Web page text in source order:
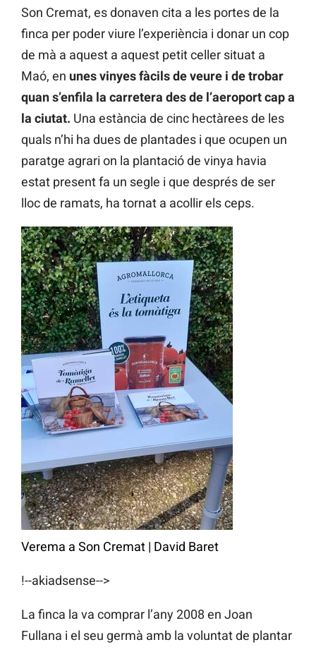
Son Cremat, es donaven cita a les portes de la
finca per poder viure l’experiència i donar un cop
de mà a aquest a aquest petit celler situat a
Maó, en unes vinyes fàcils de veure i de trobar
quan s’enfila la carretera des de l’aeroport cap a
la ciutat. Una estància de cinc hectàrees de les
quals n’hi ha dues de plantades i que ocupen un
paratge agrari on la plantació de vinya havia
estat present fa un segle i que després de ser
lloc de ramats, ha tornat a acollir els ceps.
Verema a Son Cremat | David Baret
!--akiadsense-->
La finca la va comprar l’any 2008 en Joan
Fullana i el seu germà amb la voluntat de plantar